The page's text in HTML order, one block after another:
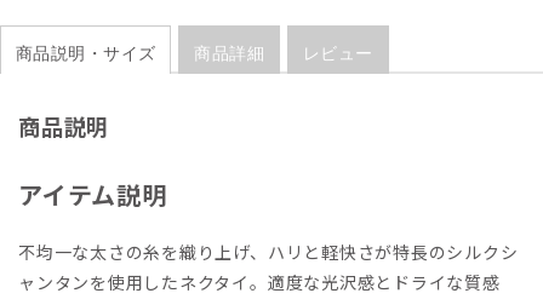
商品説明・サイズ 商品詳細 レビュー
商品説明
アイテム説明
不均一な太さの糸を織り上げ、ハリと軽快さが特長のシルクシ
ャンタンを使用したネクタイ。適度な光沢感とドライな質感